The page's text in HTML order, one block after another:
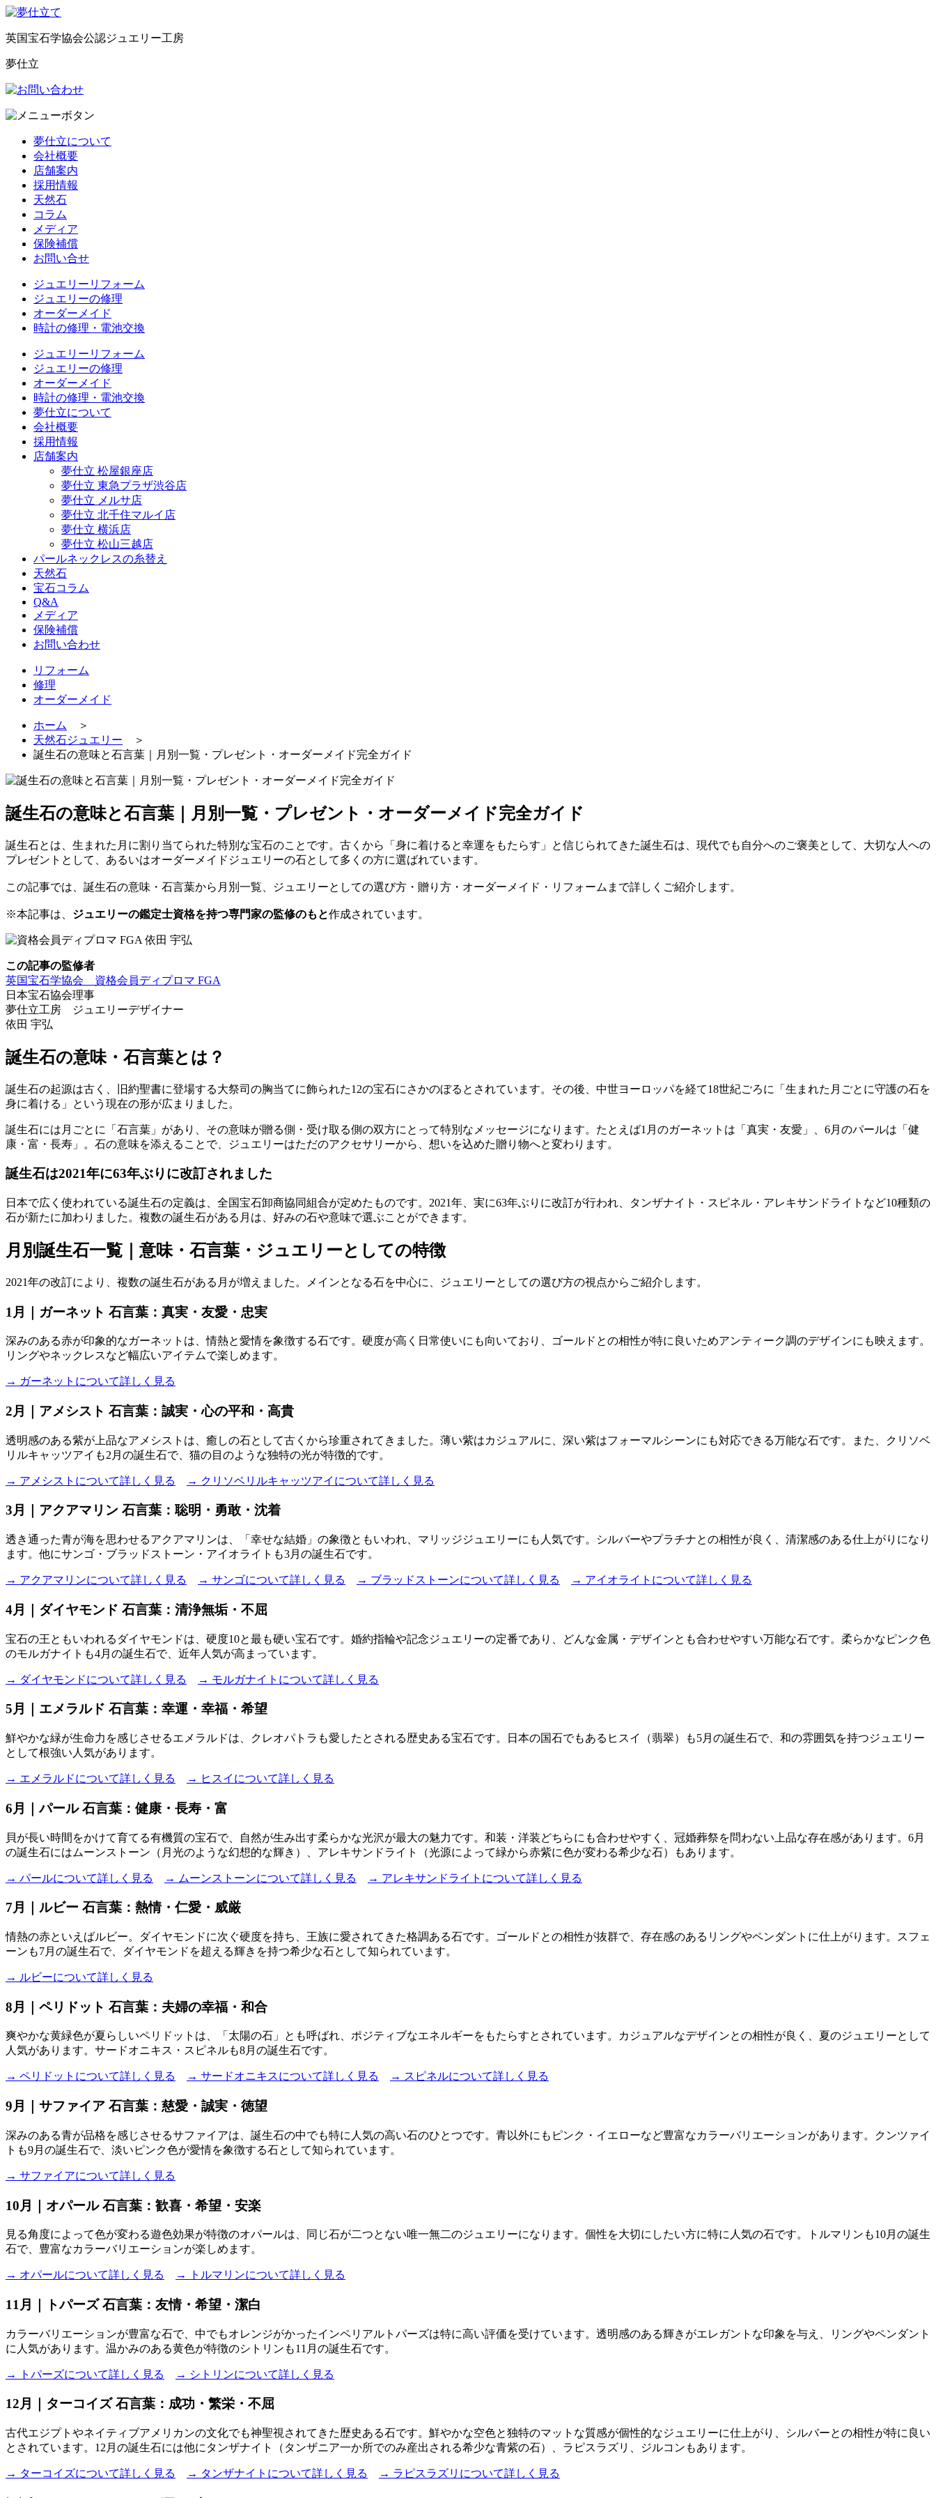
英国宝石学協会公認ジュエリー工房
夢仕立
夢仕立について
会社概要
店舗案内
採用情報
天然石
コラム
メディア
保険補償
お問い合せ
ジュエリーリフォーム
ジュエリーの修理
オーダーメイド
時計の修理・電池交換
ジュエリーリフォーム
ジュエリーの修理
オーダーメイド
時計の修理・電池交換
夢仕立について
会社概要
採用情報
店舗案内
夢仕立 松屋銀座店
夢仕立 東急プラザ渋谷店
夢仕立 メルサ店
夢仕立 北千住マルイ店
夢仕立 横浜店
夢仕立 松山三越店
パールネックレスの糸替え
天然石
宝石コラム
Q&A
メディア
保険補償
お問い合わせ
リフォーム
修理
オーダーメイド
ホーム
＞
天然石ジュエリー ＞
誕生石の意味と石言葉｜月別一覧・プレゼント・オーダーメイド完全ガイド
誕生石の意味と石言葉｜月別一覧・プレゼント・オーダーメイド完全ガイド
誕生石とは、生まれた月に割り当てられた特別な宝石のことです。古くから「身に着けると幸運をもたらす」と信じられてきた誕生石は、現代でも自分へのご褒美として、大切な人への
プレゼントとして、あるいはオーダーメイドジュエリーの石として多くの方に選ばれています。
この記事では、誕生石の意味・石言葉から月別一覧、ジュエリーとしての選び方・贈り方・オーダーメイド・リフォームまで詳しくご紹介します。
※本記事は、 ジュエリーの鑑定士資格を持つ専門家の監修のもと作成されています。
この記事の監修者
英国宝石学協会 資格会員ディプロマ FGA
日本宝石協会理事
夢仕立工房 ジュエリーデザイナー
依田 宇弘
誕生石の意味・石言葉とは？
誕生石の起源は古く、旧約聖書に登場する大祭司の胸当てに飾られた12の宝石にさかのぼるとされています。その後、中世ヨーロッパを経て18世紀ごろに「生まれた月ごとに守護の石を
身に着ける」という現在の形が広まりました。
誕生石には月ごとに「石言葉」があり、その意味が贈る側・受け取る側の双方にとって特別なメッセージになります。たとえば1月のガーネットは「真実・友愛」、6月のパールは「健
康・富・長寿」。石の意味を添えることで、ジュエリーはただのアクセサリーから、想いを込めた贈り物へと変わります。
誕生石は2021年に63年ぶりに改訂されました
日本で広く使われている誕生石の定義は、全国宝石卸商協同組合が定めたものです。2021年、実に63年ぶりに改訂が行われ、タンザナイト・スピネル・アレキサンドライトなど10種類の
石が新たに加わりました。複数の誕生石がある月は、好みの石や意味で選ぶことができます。
月別誕生石一覧｜意味・石言葉・ジュエリーとしての特徴
2021年の改訂により、複数の誕生石がある月が増えました。メインとなる石を中心に、ジュエリーとしての選び方の視点からご紹介します。
1月｜ガーネット 石言葉：真実・友愛・忠実
深みのある赤が印象的なガーネットは、情熱と愛情を象徴する石です。硬度が高く日常使いにも向いており、ゴールドとの相性が特に良いためアンティーク調のデザインにも映えます。
リングやネックレスなど幅広いアイテムで楽しめます。
→ ガーネットについて詳しく見る
2月｜アメシスト 石言葉：誠実・心の平和・高貴
透明感のある紫が上品なアメシストは、癒しの石として古くから珍重されてきました。薄い紫はカジュアルに、深い紫はフォーマルシーンにも対応できる万能な石です。また、クリソベ
リルキャッツアイも2月の誕生石で、猫の目のような独特の光が特徴的です。
→ アメシストについて詳しく見る → クリソベリルキャッツアイについて詳しく見る
3月｜アクアマリン 石言葉：聡明・勇敢・沈着
透き通った青が海を思わせるアクアマリンは、「幸せな結婚」の象徴ともいわれ、マリッジジュエリーにも人気です。シルバーやプラチナとの相性が良く、清潔感のある仕上がりになり
ます。他にサンゴ・ブラッドストーン・アイオライトも3月の誕生石です。
→ アクアマリンについて詳しく見る → サンゴについて詳しく見る → ブラッドストーンについて詳しく見る → アイオライトについて詳しく見る
4月｜ダイヤモンド 石言葉：清浄無垢・不屈
宝石の王ともいわれるダイヤモンドは、硬度10と最も硬い宝石です。婚約指輪や記念ジュエリーの定番であり、どんな金属・デザインとも合わせやすい万能な石です。柔らかなピンク色
のモルガナイトも4月の誕生石で、近年人気が高まっています。
→ ダイヤモンドについて詳しく見る → モルガナイトについて詳しく見る
5月｜エメラルド 石言葉：幸運・幸福・希望
鮮やかな緑が生命力を感じさせるエメラルドは、クレオパトラも愛したとされる歴史ある宝石です。日本の国石でもあるヒスイ（翡翠）も5月の誕生石で、和の雰囲気を持つジュエリー
として根強い人気があります。
→ エメラルドについて詳しく見る → ヒスイについて詳しく見る
6月｜パール 石言葉：健康・長寿・富
貝が長い時間をかけて育てる有機質の宝石で、自然が生み出す柔らかな光沢が最大の魅力です。和装・洋装どちらにも合わせやすく、冠婚葬祭を問わない上品な存在感があります。6月
の誕生石にはムーンストーン（月光のような幻想的な輝き）、アレキサンドライト（光源によって緑から赤紫に色が変わる希少な石）もあります。
→ パールについて詳しく見る → ムーンストーンについて詳しく見る → アレキサンドライトについて詳しく見る
7月｜ルビー 石言葉：熱情・仁愛・威厳
情熱の赤といえばルビー。ダイヤモンドに次ぐ硬度を持ち、王族に愛されてきた格調ある石です。ゴールドとの相性が抜群で、存在感のあるリングやペンダントに仕上がります。スフェ
ーンも7月の誕生石で、ダイヤモンドを超える輝きを持つ希少な石として知られています。
→ ルビーについて詳しく見る
8月｜ペリドット 石言葉：夫婦の幸福・和合
爽やかな黄緑色が夏らしいペリドットは、「太陽の石」とも呼ばれ、ポジティブなエネルギーをもたらすとされています。カジュアルなデザインとの相性が良く、夏のジュエリーとして
人気があります。サードオニキス・スピネルも8月の誕生石です。
→ ペリドットについて詳しく見る → サードオニキスについて詳しく見る → スピネルについて詳しく見る
9月｜サファイア 石言葉：慈愛・誠実・徳望
深みのある青が品格を感じさせるサファイアは、誕生石の中でも特に人気の高い石のひとつです。青以外にもピンク・イエローなど豊富なカラーバリエーションがあります。クンツァイ
トも9月の誕生石で、淡いピンク色が愛情を象徴する石として知られています。
→ サファイアについて詳しく見る
10月｜オパール 石言葉：歓喜・希望・安楽
見る角度によって色が変わる遊色効果が特徴のオパールは、同じ石が二つとない唯一無二のジュエリーになります。個性を大切にしたい方に特に人気の石です。トルマリンも10月の誕生
石で、豊富なカラーバリエーションが楽しめます。
→ オパールについて詳しく見る → トルマリンについて詳しく見る
11月｜トパーズ 石言葉：友情・希望・潔白
カラーバリエーションが豊富な石で、中でもオレンジがかったインペリアルトパーズは特に高い評価を受けています。透明感のある輝きがエレガントな印象を与え、リングやペンダント
に人気があります。温かみのある黄色が特徴のシトリンも11月の誕生石です。
→ トパーズについて詳しく見る → シトリンについて詳しく見る
12月｜ターコイズ 石言葉：成功・繁栄・不屈
古代エジプトやネイティブアメリカンの文化でも神聖視されてきた歴史ある石です。鮮やかな空色と独特のマットな質感が個性的なジュエリーに仕上がり、シルバーとの相性が特に良い
とされています。12月の誕生石には他にタンザナイト（タンザニア一か所でのみ産出される希少な青紫の石）、ラピスラズリ、ジルコンもあります。
→ ターコイズについて詳しく見る → タンザナイトについて詳しく見る → ラピスラズリについて詳しく見る